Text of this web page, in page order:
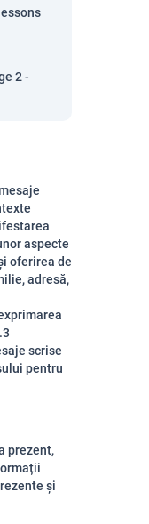
2 -
aspecte
oferirea de
adresă,
scrise
pentru
prezent,
și